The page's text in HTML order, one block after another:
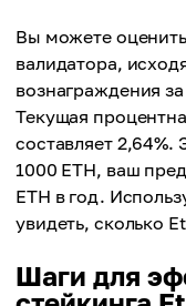
Вы можете
валидатора,
вознаграждения
Текущая
составляет 2,64%.
1000 ETH, ваш
ETH в год.
увидеть, сколько
Шаги для